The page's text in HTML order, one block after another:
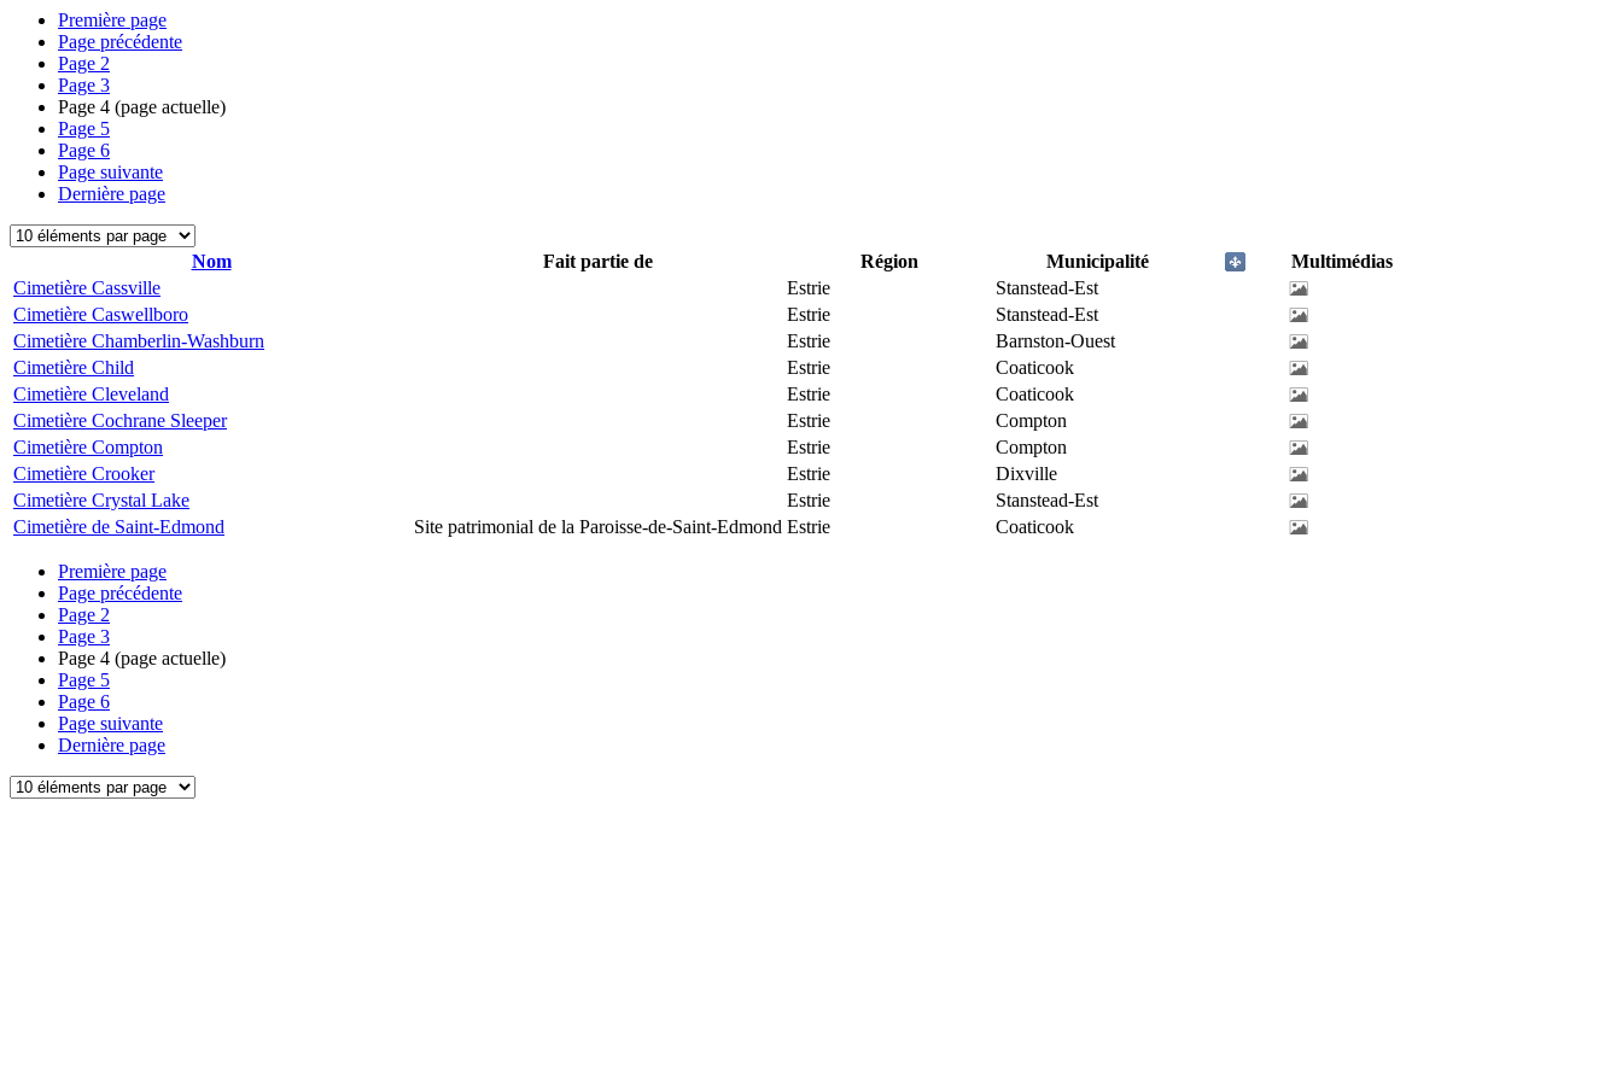
Première page
Page précédente
Page 2
Page 3
Page 4 (page actuelle)
Page 5
Page 6
Page suivante
Dernière page
Nom Fait partie de Région Municipalité
Multimédias
Cimetière Cassville
Estrie
Stanstead-Est
Cimetière Caswellboro
Estrie
Stanstead-Est
Cimetière Chamberlin-Washburn
Estrie
Barnston-Ouest
Cimetière Child
Estrie
Coaticook
Cimetière Cleveland
Estrie
Coaticook
Cimetière Cochrane Sleeper
Estrie
Compton
Cimetière Compton
Estrie
Compton
Cimetière Crooker
Estrie
Dixville
Cimetière Crystal Lake
Estrie
Stanstead-Est
Cimetière de Saint-Edmond
Site patrimonial de la Paroisse-de-Saint-Edmond Estrie Coaticook
Première page
Page précédente
Page 2
Page 3
Page 4 (page actuelle)
Page 5
Page 6
Page suivante
Dernière page